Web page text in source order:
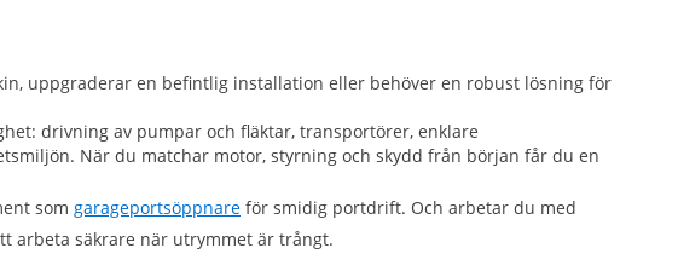
uppgraderar en befintlig installation eller behöver en robust lösning för
drivning av pumpar och fläktar, transportörer, enklare
När du matchar motor, styrning och skydd från början får du en
som garageportsöppnare för smidig portdrift. Och arbetar du med
arbeta säkrare när utrymmet är trångt.